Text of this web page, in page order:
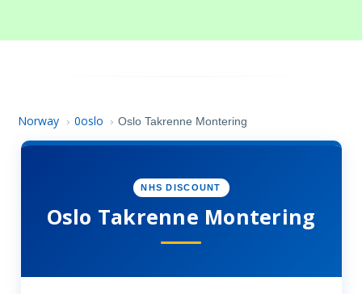
Norway › 0oslo › Oslo Takrenne Montering
NHS DISCOUNT
Oslo Takrenne Montering